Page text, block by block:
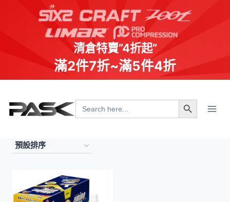
清倉特賣”4折起”
滿2件7折~滿5件4折
content
Search
for:
Search Button